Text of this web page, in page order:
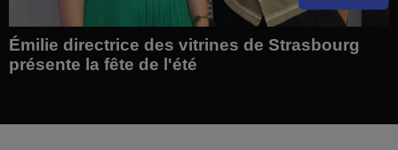
Émilie directrice des vitrines de Strasbourg
présente la fête de l'été